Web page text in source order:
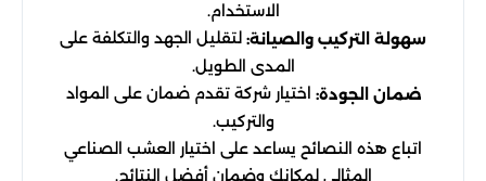
الاستخدام.
سهولة التركيب والصيانة: لتقليل الجهد والتكلفة على
المدى الطويل.
ضمان الجودة: اختيار شركة تقدم ضمان على المواد
والتركيب.
اتباع هذه النصائح يساعد على اختيار العشب الصناعي
المثالي لمكانك وضمان أفضل النتائج.